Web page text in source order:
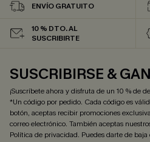
ENVÍO GRATUITO
10 % DTO. AL
SUSCRIBIRTE
SUSCRIBIRSE &
¡Suscríbete ahora y disfruta de un 10 % de
*Un código por pedido. Cada código es
botón, aceptas recibir promociones
correo electrónico. También aceptas
Política de privacidad. Puedes darte de